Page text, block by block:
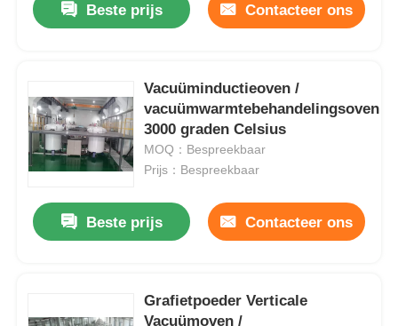
Beste prijs Contacteer ons
Vacuüminductieoven /
vacuümwarmtebehandelingsoven
3000 graden Celsius
MOQ：Bespreekbaar
Prijs：Bespreekbaar
Beste prijs Contacteer ons
Grafietpoeder Verticale
Vacuümoven /